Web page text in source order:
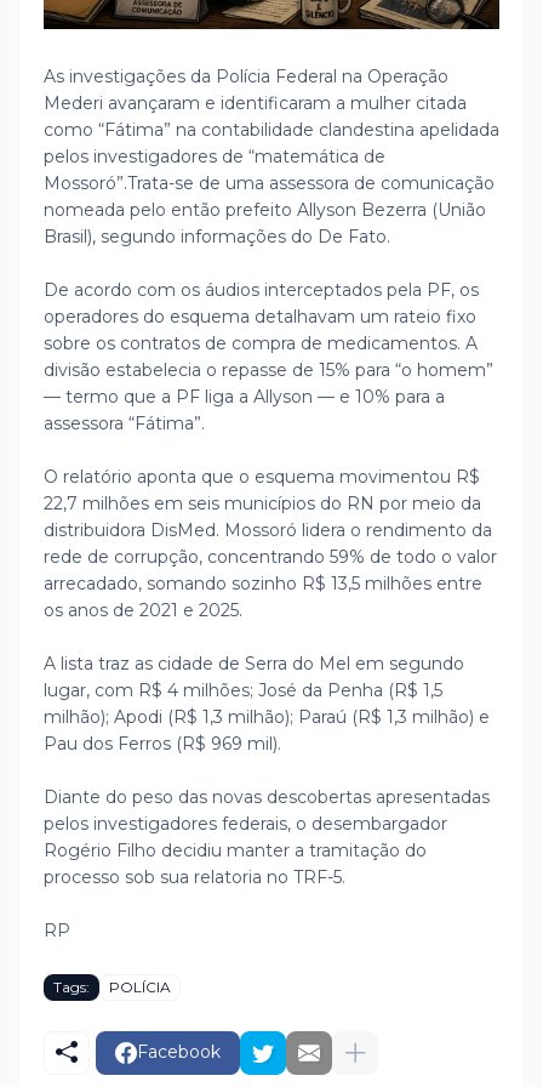
As investigações da Polícia Federal na Operação
Mederi avançaram e identificaram a mulher citada
como “Fátima” na contabilidade clandestina apelidada
pelos investigadores de “matemática de
Mossoró”.Trata-se de uma assessora de comunicação
nomeada pelo então prefeito Allyson Bezerra (União
Brasil), segundo informações do De Fato.
De acordo com os áudios interceptados pela PF, os
operadores do esquema detalhavam um rateio fixo
sobre os contratos de compra de medicamentos. A
divisão estabelecia o repasse de 15% para “o homem”
— termo que a PF liga a Allyson — e 10% para a
assessora “Fátima”.
O relatório aponta que o esquema movimentou R$
22,7 milhões em seis municípios do RN por meio da
distribuidora DisMed. Mossoró lidera o rendimento da
rede de corrupção, concentrando 59% de todo o valor
arrecadado, somando sozinho R$ 13,5 milhões entre
os anos de 2021 e 2025.
A lista traz as cidade de Serra do Mel em segundo
lugar, com R$ 4 milhões; José da Penha (R$ 1,5
milhão); Apodi (R$ 1,3 milhão); Paraú (R$ 1,3 milhão) e
Pau dos Ferros (R$ 969 mil).
Diante do peso das novas descobertas apresentadas
pelos investigadores federais, o desembargador
Rogério Filho decidiu manter a tramitação do
processo sob sua relatoria no TRF-5.
RP
Tags: POLÍCIA
Facebook